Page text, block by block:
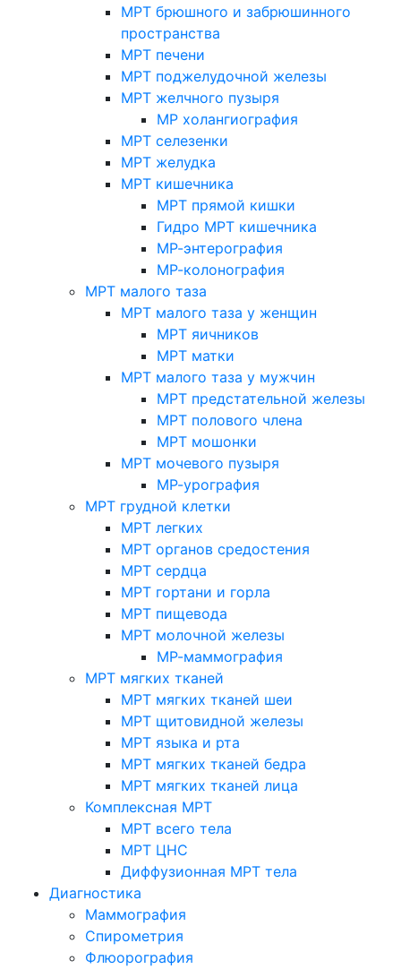
МРТ брюшного и забрюшинного
пространства
МРТ печени
МРТ поджелудочной железы
МРТ желчного пузыря
МР холангиография
МРТ селезенки
МРТ желудка
МРТ кишечника
МРТ прямой кишки
Гидро МРТ кишечника
МР-энтерография
МР-колонография
МРТ малого таза
МРТ малого таза у женщин
МРТ яичников
МРТ матки
МРТ малого таза у мужчин
МРТ предстательной железы
МРТ полового члена
МРТ мошонки
МРТ мочевого пузыря
МР-урография
МРТ грудной клетки
МРТ легких
МРТ органов средостения
МРТ сердца
МРТ гортани и горла
МРТ пищевода
МРТ молочной железы
МР-маммография
МРТ мягких тканей
МРТ мягких тканей шеи
МРТ щитовидной железы
МРТ языка и рта
МРТ мягких тканей бедра
МРТ мягких тканей лица
Комплексная МРТ
МРТ всего тела
МРТ ЦНС
Диффузионная МРТ тела
Диагностика
Маммография
Спирометрия
Флюорография